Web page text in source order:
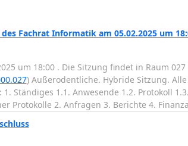
Fachrat Informatik am 05.02.2025 um
um 18:00 . Die Sitzung findet in Raum
) Außerodentliche. Hybride Sitzung.
Ständiges 1.1. Anwesende 1.2. Protokoll
Protokolle 2. Anfragen 3. Berichte 4.